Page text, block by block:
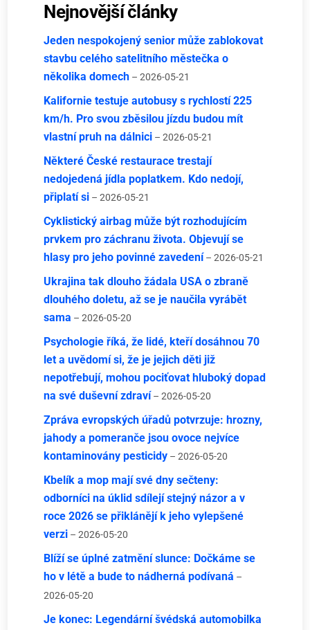
Nejnovější články
Jeden nespokojený senior může zablokovat
stavbu celého satelitního městečka o
několika domech – 2026-05-21
Kalifornie testuje autobusy s rychlostí 225
km/h. Pro svou zběsilou jízdu budou mít
vlastní pruh na dálnici – 2026-05-21
Některé České restaurace trestají
nedojedená jídla poplatkem. Kdo nedojí,
připlatí si – 2026-05-21
Cyklistický airbag může být rozhodujícím
prvkem pro záchranu života. Objevují se
hlasy pro jeho povinné zavedení – 2026-05-21
Ukrajina tak dlouho žádala USA o zbraně
dlouhého doletu, až se je naučila vyrábět
sama – 2026-05-20
Psychologie říká, že lidé, kteří dosáhnou 70
let a uvědomí si, že je jejich děti již
nepotřebují, mohou pociťovat hluboký dopad
na své duševní zdraví – 2026-05-20
Zpráva evropských úřadů potvrzuje: hrozny,
jahody a pomeranče jsou ovoce nejvíce
kontaminovány pesticidy – 2026-05-20
Kbelík a mop mají své dny sečteny:
odborníci na úklid sdílejí stejný názor a v
roce 2026 se přiklánějí k jeho vylepšené
verzi – 2026-05-20
Blíží se úplné zatmění slunce: Dočkáme se
ho v létě a bude to nádherná podívaná –
2026-05-20
Je konec: Legendární švédská automobilka